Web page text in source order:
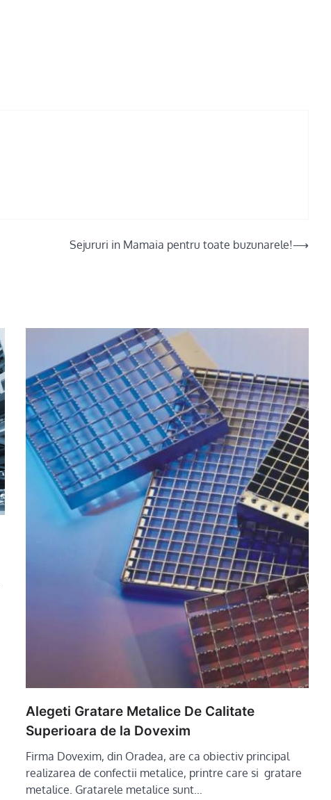
Sejururi in Mamaia pentru toate buzunarele!⟶
Alegeti Gratare Metalice De Calitate
Superioara de la Dovexim
Firma Dovexim, din Oradea, are ca obiectiv principal
realizarea de confectii metalice, printre care si gratare
metalice. Gratarele metalice sunt…